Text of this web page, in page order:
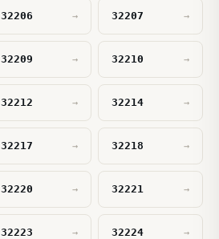
32206 → 32207 →
32209 → 32210 →
32212 → 32214 →
32217 → 32218 →
32220 → 32221 →
32223 → 32224 →